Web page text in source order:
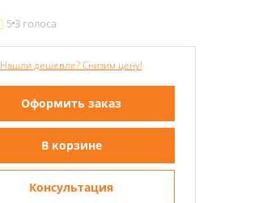
5 3 голоса
Нашли дешевле? Снизим цену!
Оформить заказ
В корзине
Консультация